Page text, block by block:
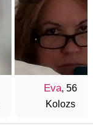
Eva, 56
Kolozs